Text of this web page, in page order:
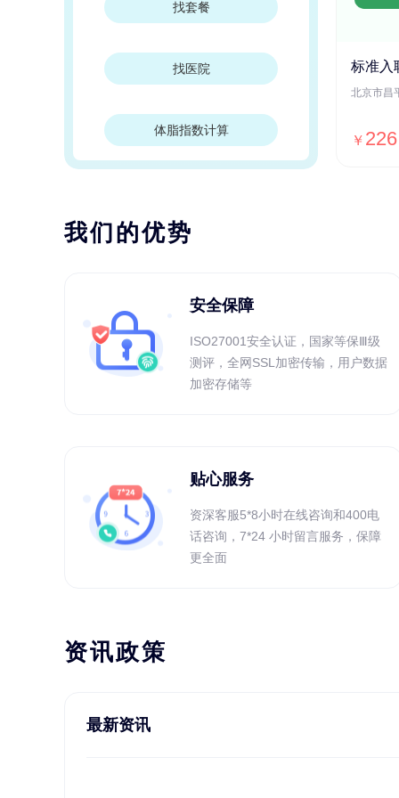
找套餐
找医院
体脂指数计算
标准入
￥
我们的优势
安全保障
ISO27001安全认证，国家等保Ⅲ级
测评，全网SSL加密传输，用户数据
加密存储等
贴心服务
资深客服5*8小时在线咨询和400电
话咨询，7*24 小时留言服务，保障
更全面
资讯政策
最新资讯